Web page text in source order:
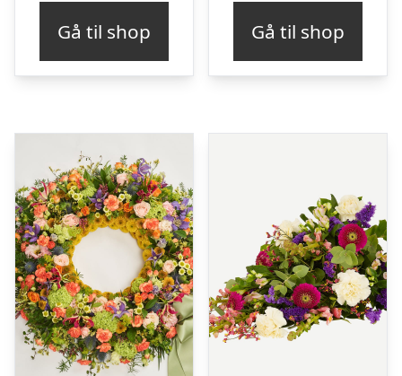
Gå til shop Gå til shop